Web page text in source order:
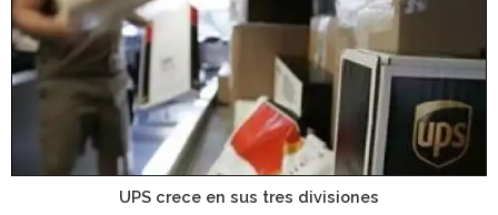
UPS crece en sus tres divisiones